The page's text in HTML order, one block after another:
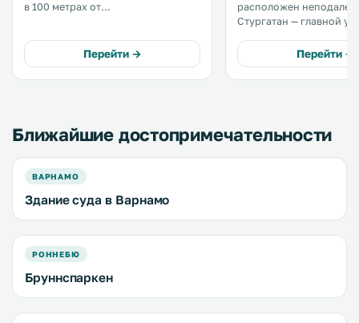
в 100 метрах от
на автомобиле от аэропорта
Векше. К услугам гостей
бесплатный Wi-Fi, ресторан, бар и
Перейти →
расположен
Стургатан — главной
железнодорожного
Перейти →
Ближайшие достопримечательности
ВАРНАМО
Здание суда в Варнамо
РОННЕБЮ
Бруннспаркен